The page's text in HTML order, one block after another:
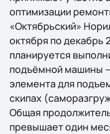
оптимизации
«Октябрьский»
октября по декабрь
планируется
подъёмной машины
элемента для
скипах
Общая
превышает один